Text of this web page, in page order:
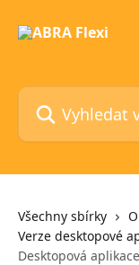
Vyhledat v
Všechny sbírky
Verze desktopové
Desktopová